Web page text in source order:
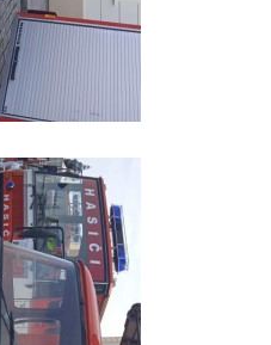
hasičů Koterov